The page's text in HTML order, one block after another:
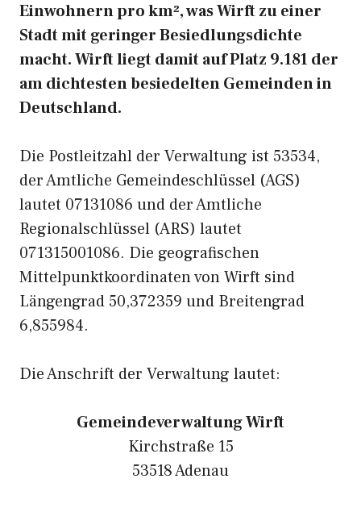
Einwohnern pro km², was Wirft zu einer
Stadt mit geringer Besiedlungsdichte
macht. Wirft liegt damit auf Platz 9.181 der
am dichtesten besiedelten Gemeinden in
Deutschland.
Die Postleitzahl der Verwaltung ist 53534,
der Amtliche Gemeindeschlüssel (AGS)
lautet 07131086 und der Amtliche
Regionalschlüssel (ARS) lautet
071315001086. Die geografischen
Mittelpunktkoordinaten von Wirft sind
Längengrad 50,372359 und Breitengrad
6,855984.
Die Anschrift der Verwaltung lautet:
Gemeindeverwaltung Wirft
Kirchstraße 15
53518 Adenau